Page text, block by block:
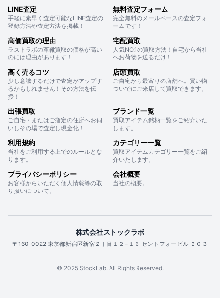
LINE査定
手軽に素早く査定可能なLINE査定の
登録方法や査定方法を掲載！
無料査定フォーム
完全無料のメールベースの査定フォ
ームです！
高価買取の理由
ラストラボの革靴買取の価格が高い
のには理由があります！
宅配買取
人気NO.1の買取方法！自宅から当社
へお荷物を送るだけ！
高く売るコツ
少し意識するだけで査定がアップす
るかもしれません！その方法を伝
授！
店頭買取
ご自宅から最寄りの店舗へ。買い物
ついでにご来店して買取できます。
出張買取
ご自宅・またはご指定の住所へお伺
いしその場で査定し現金化！
ブランド一覧
買取アイテム銘柄一覧をご紹介いた
します。
利用規約
当社をご利用する上でのルールとな
ります。
カテゴリー一覧
買取アイテムカテゴリー一覧をご紹
介いたします。
プライバシーポリシー
お客様からいただく個人情報等の取
り扱いについて。
会社概要
当社の概要。
株式会社ストックラボ
〒160-0022 東京都新宿区新宿２丁目１２−１６ セントフォービル ２０３
© 2025 StockLab. All Rights Reserved.